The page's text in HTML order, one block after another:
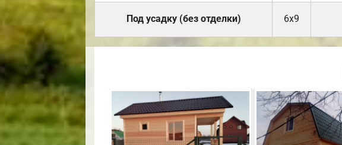
Под усадку (без отделки) 6х9